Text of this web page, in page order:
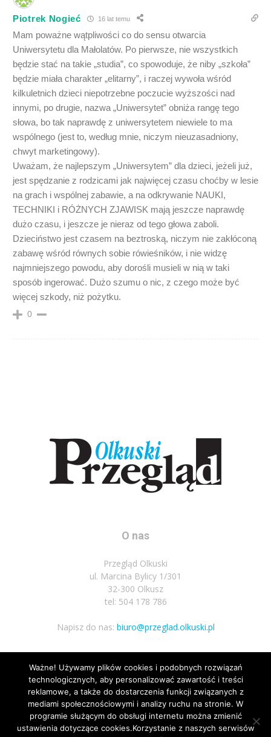
Piotrek Nogieć 16 lat temu
Mam poważne wątpliwości co do sensu otwarcia
Uniwersytetu dla Małolatów. Po pierwsze, nie wszystkich
będzie stać na takie „studia”, co spowoduje, że niby „szkoła”
będzie miała charakter „elitarny”, i raczej wywoła wśród
kilkuletnich dzieci niepotrzebne poczucie wyższości nad
innymi, po drugie, nazwa „Uniwersytet” obniża rangę tego
słowa, bo tak naprawdę z uniwersytetem niewiele to ma
wspólnego (jest to, według mnie, niczym nieuzasadniony,
chwyt marketingowy).
Uważam, że najlepszym „Uniwersytem” dla dzieci, jeżeli już,
jest spędzanie z rodzicami jak najwięcej czasu choćby w lesie
na grach i wspólnej zabawie, a na odkrywanie NAUKI,
TECHNIKI i RÓŻNYCH ZJAWISK mają jeszcze naprawdę
dużo czasu, i jeszcze je nieraz od tego głowa zaboli.
Dzieciństwo jest czasem na beztroską, niczym nie zakłóconą
zabawę wśród równych sobie rówieśników, i nie widzę
najmniejszego powodu, aby dorośli musieli w nią w taki
sposób ingerować. Dużo szumu o nic, z czego może być
więcej szkody, niż pożytku.
0
O nas
Przegląd Olkuski
ul. Marcina Bylicy 1/301
32-300 Olkusz
tel: 504 178 786
Napisz do nas: biuro@przeglad.olkuski.pl
Podążaj za nami
Ważne! Używamy plików cookies i podobnych rozwiązań
technologicznych, aby personalizować zawartość i treści
reklamowe, a także do dostarczenia funkcji związanych z
mediami społecznościowymi i analizy ruchu na stronie. W
programie służącym do obsługi internetu można zmienić
ustawienia dotyczące cookies.Korzystanie z naszych serwisów